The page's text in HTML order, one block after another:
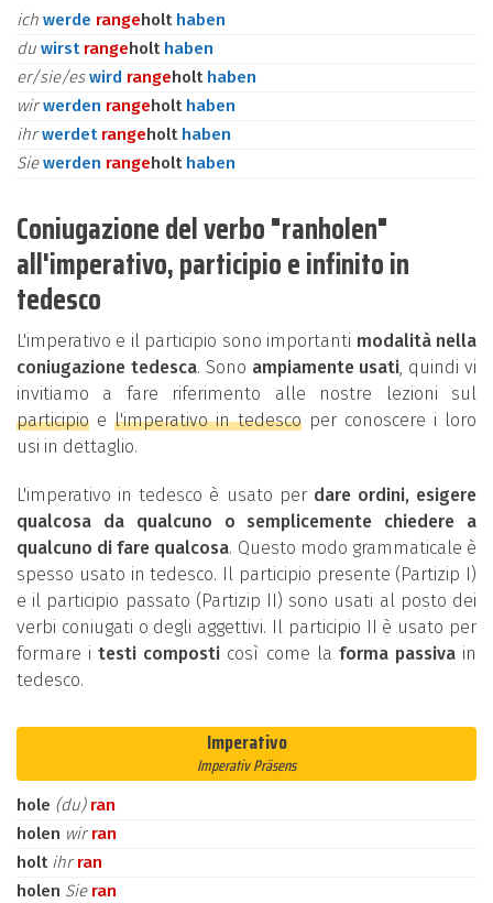
ich werde rangeholt haben
du wirst rangeholt haben
er/sie/eswird rangeholt haben
wirwerden rangeholt haben
ihrwerdet rangeholt haben
Siewerden rangeholt haben
Coniugazione del verbo "ranholen"
all'imperativo, participio e infinito in
tedesco
L'imperativo e il participio sono importanti modalità nella
coniugazione tedesca. Sono ampiamente usati, quindi vi
invitiamo a fare riferimento alle nostre lezioni sul
participio e l'imperativo in tedesco per conoscere i loro
usi in dettaglio.
L'imperativo in tedesco è usato per dare ordini, esigere
qualcosa da qualcuno o semplicemente chiedere a
qualcuno di fare qualcosa. Questo modo grammaticale è
spesso usato in tedesco. Il participio presente (Partizip I)
e il participio passato (Partizip II) sono usati al posto dei
verbi coniugati o degli aggettivi. Il participio II è usato per
formare itesti composti così come la forma passivain
tedesco.
Imperativo
Imperativ Präsens
hole (du) ran
holen wirran
holt ihrran
holen Sie ran